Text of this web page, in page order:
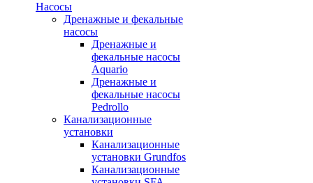
Насосы
Дренажные и фекальные
насосы
Дренажные и
фекальные насосы
Aquario
Дренажные и
фекальные насосы
Pedrollo
Канализационные
установки
Канализационные
установки Grundfos
Канализационные